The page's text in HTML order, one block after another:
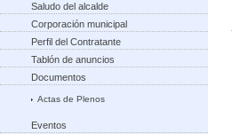
Saludo del alcalde
Corporación municipal
Perfil del Contratante
Tablón de anuncios
Documentos
Actas de Plenos
Eventos